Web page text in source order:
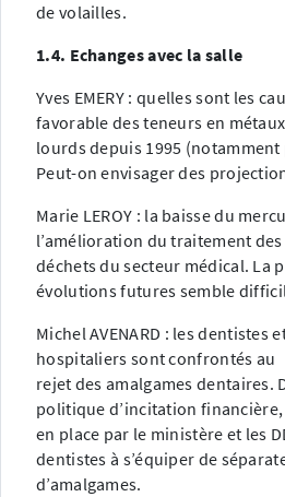
de volailles.
1.4. Echanges avec la salle
Yves EMERY : quelles sont les
favorable des teneurs en métaux
lourds depuis 1995 (notamment
Peut-on envisager des
Marie LEROY : la baisse du
l’amélioration du traitement des
déchets du secteur médical. La
évolutions futures semble
Michel AVENARD : les dentistes
hospitaliers sont confrontés au
rejet des amalgames dentaires.
politique d’incitation financière,
en place par le ministère et les
dentistes à s’équiper de
d’amalgames.